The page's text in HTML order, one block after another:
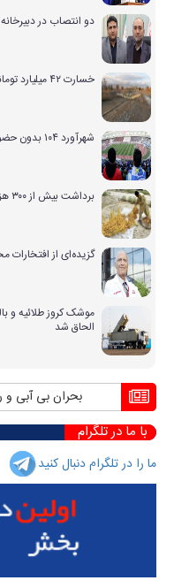
دو انتصاب در
خسارت ۴۲ میلیارد تومانی طوفان به تاسیسات هرمزگان
شهرآورد ۱۰۴ بدون حضور بانوان
برداشت بیش از ۳۰۰ هزار تن خرما ازنخلستان‌های سیستان وبلوچستان
گزیده‌ای از
موشک کروز طلائیه و
الحاق شد
بحران بی آبی و
با ما در تلگرام
ما را در تلگرام دنبال کنید